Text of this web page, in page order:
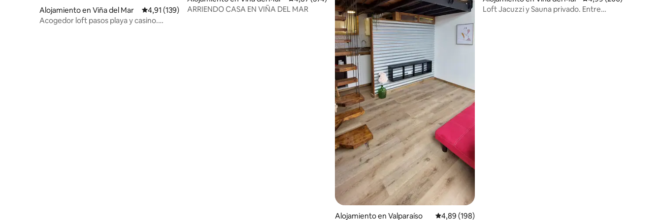
Alojamiento en Viña del Mar Calificación promedio: 4,91 de 5. 139 evaluaciones
4,91 (139)
Acogedor loft pasos playa y casino.
ARRIENDO CASA EN VIÑA DEL MAR
Alojamiento en Valparaíso Calificación promedio: 4,89 de 5. 198 evaluaciones
4,89 (198)
Loft Jacuzzi y Sauna privado. Entre